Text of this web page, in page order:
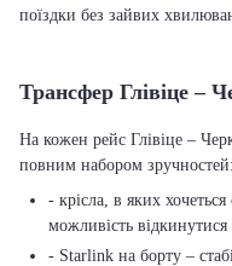
поїздки без зайвих
Трансфер Глівіце –
На кожен рейс Глівіце –
повним набором зручностей:
- крісла, в яких хочеться
можливість відкинутися
- Starlink на борту –